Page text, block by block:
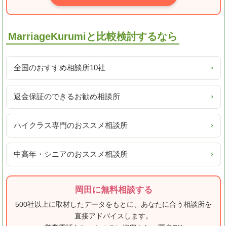
MarriageKurumiと比較検討するなら
全国のおすすめ相談所10社 ›
返金保証のできるお勧め相談所 ›
ハイクラス専門のおススメ相談所 ›
中高年・シニアのおススメ相談所 ›
岡田に無料相談する
500社以上に取材したデータをもとに、あなたに合う相談所を
直接アドバイスします。